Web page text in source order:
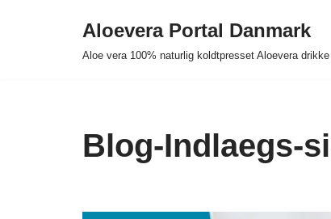
Aloevera Portal Danmark
Aloe vera 100% naturlig koldtpresset Aloevera
Blog-Indlaegs-